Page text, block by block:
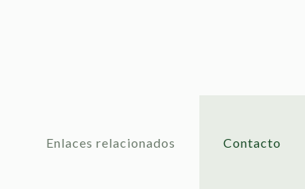
Enlaces relacionados Contacto